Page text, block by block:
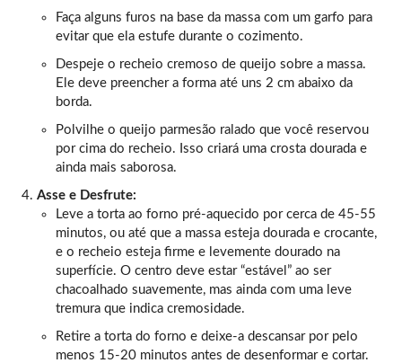
Faça alguns furos na base da massa com um garfo para
evitar que ela estufe durante o cozimento.
Despeje o recheio cremoso de queijo sobre a massa.
Ele deve preencher a forma até uns 2 cm abaixo da
borda.
Polvilhe o queijo parmesão ralado que você reservou
por cima do recheio. Isso criará uma crosta dourada e
ainda mais saborosa.
Asse e Desfrute:
Leve a torta ao forno pré-aquecido por cerca de 45-55
minutos, ou até que a massa esteja dourada e crocante,
e o recheio esteja firme e levemente dourado na
superfície. O centro deve estar “estável” ao ser
chacoalhado suavemente, mas ainda com uma leve
tremura que indica cremosidade.
Retire a torta do forno e deixe-a descansar por pelo
menos 15-20 minutos antes de desenformar e cortar.